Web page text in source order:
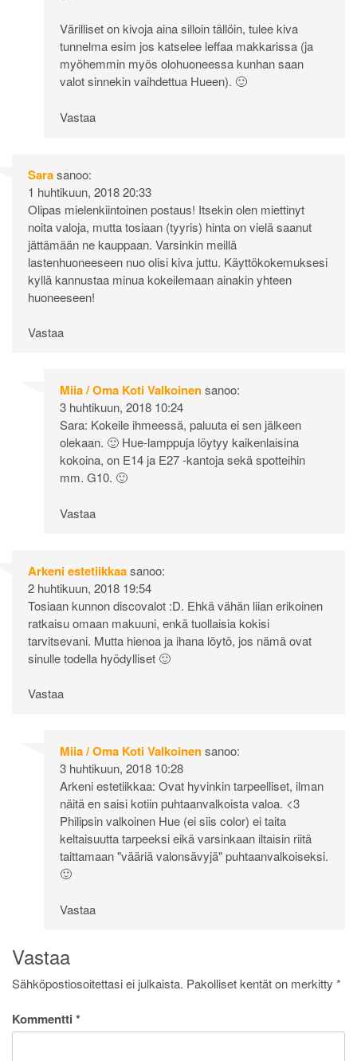
Värilliset on kivoja aina silloin tällöin, tulee kiva
tunnelma esim jos katselee leffaa makkarissa (ja
myöhemmin myös olohuoneessa kunhan saan
valot sinnekin vaihdettua Hueen). 🙂
Vastaa
Sarasanoo:
1 huhtikuun, 2018 20:33
Olipas mielenkiintoinen postaus! Itsekin olen miettinyt
noita valoja, mutta tosiaan (tyyris) hinta on vielä saanut
jättämään ne kauppaan. Varsinkin meillä
lastenhuoneeseen nuo olisi kiva juttu. Käyttökokemuksesi
kyllä kannustaa minua kokeilemaan ainakin yhteen
huoneeseen!
Vastaa
Miia / Oma Koti Valkoinensanoo:
3 huhtikuun, 2018 10:24
Sara: Kokeile ihmeessä, paluuta ei sen jälkeen
olekaan. 🙂 Hue-lamppuja löytyy kaikenlaisina
kokoina, on E14 ja E27 -kantoja sekä spotteihin
mm. G10. 🙂
Vastaa
Arkeni estetiikkaasanoo:
2 huhtikuun, 2018 19:54
Tosiaan kunnon discovalot :D. Ehkä vähän liian erikoinen
ratkaisu omaan makuuni, enkä tuollaisia kokisi
tarvitsevani. Mutta hienoa ja ihana löytö, jos nämä ovat
sinulle todella hyödylliset 🙂
Vastaa
Miia / Oma Koti Valkoinensanoo:
3 huhtikuun, 2018 10:28
Arkeni estetiikkaa: Ovat hyvinkin tarpeelliset, ilman
näitä en saisi kotiin puhtaanvalkoista valoa. <3
Philipsin valkoinen Hue (ei siis color) ei taita
keltaisuutta tarpeeksi eikä varsinkaan iltaisin riitä
taittamaan "vääriä valonsävyjä" puhtaanvalkoiseksi.
🙂
Vastaa
Vastaa
Sähköpostiosoitettasi ei julkaista. Pakolliset kentät on merkitty *
Kommentti *